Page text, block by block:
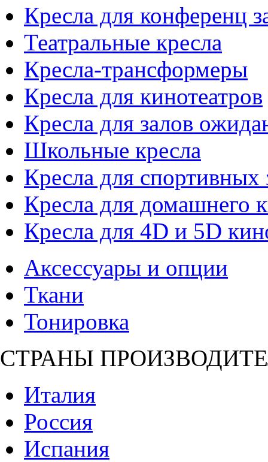
Кресла для конференц
Театральные кресла
Кресла-трансформеры
Кресла для кинотеатров
Кресла для залов
Школьные кресла
Кресла для спортивных
Кресла для домашнего
Кресла для 4D и 5D
Аксессуары и опции
Ткани
Тонировка
СТРАНЫ
Италия
Россия
Испания